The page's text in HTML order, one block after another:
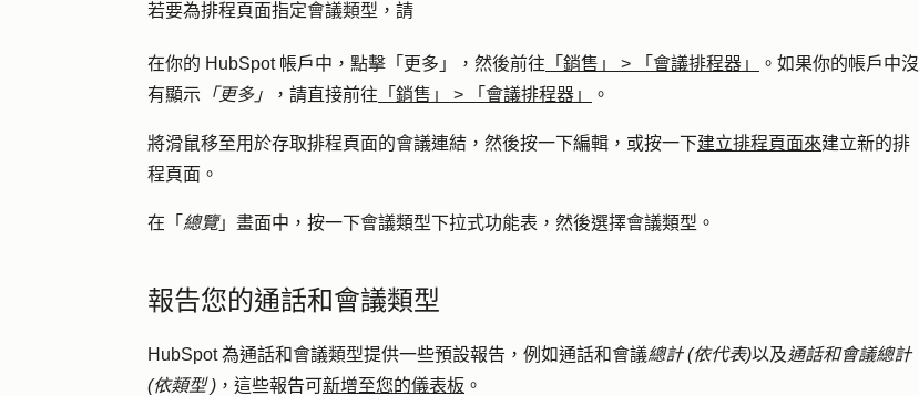
若要為排程頁面指定會議類型，請
在你的 HubSpot 帳戶中，點擊 「更多」 ，然後前往 「銷售」 > 「會議排程器」
。如果你的帳戶中沒
有顯示 「更多」 ，請直接前往 「銷售」 > 「會議排程器」 。
將滑鼠移至用於存取排程頁面的會議連結，然後按一下編輯 ，或按一下建立排程頁面來建立新的排
程頁面。
在「 總覽」畫面中，按一下會議類型下拉式功能表，然後選擇會議類型 。
報告您的通話和會議類型
HubSpot 為通話和會議類型提供一些預設報告，例如通話和會議總計 (依代表)以及通話和會議總計
(依類型 ) ，這些報告可新增至您的儀表板 。